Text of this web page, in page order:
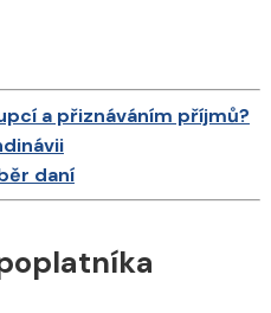
a přiznáváním příjmů?
daní